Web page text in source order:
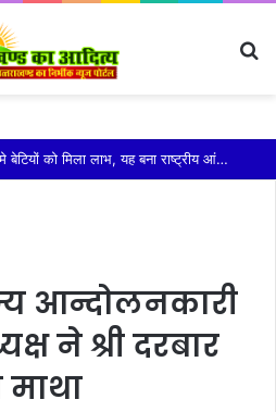
परिक्रमा: महाराज
आन्दोलनकारी
ने श्री दरबार